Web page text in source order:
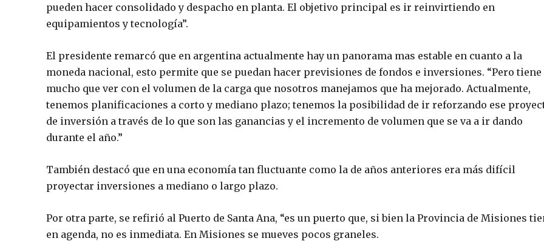
pueden hacer consolidado y despacho en planta. El objetivo principal es ir reinvirtiendo en
equipamientos y tecnología”.
El presidente remarcó que en argentina actualmente hay un panorama mas estable en cuanto a la
moneda nacional, esto permite que se puedan hacer previsiones de fondos e inversiones. “Pero tiene
mucho que ver con el volumen de la carga que nosotros manejamos que ha mejorado. Actualmente,
tenemos planificaciones a corto y mediano plazo; tenemos la posibilidad de ir reforzando ese
de inversión a través de lo que son las ganancias y el incremento de volumen que se va a ir dando
durante el año.”
También destacó que en una economía tan fluctuante como la de años anteriores era más difícil
proyectar inversiones a mediano o largo plazo.
Por otra parte, se refirió al Puerto de Santa Ana, “es un puerto que, si bien la Provincia de Misiones
en agenda, no es inmediata. En Misiones se mueves pocos graneles.